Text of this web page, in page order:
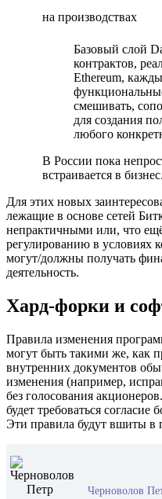
на производствах
Базовый слой
контрактов,
Ethereum,
смешивать,
для создания
любого
В России пока
встраивается в бизнес.
Для этих новых
лежащие в основе сетей
непрактичными или, что
регулированию в условиях
могут/должны получать
деятельность.
Хард-форки и
Правила изменения
могут быть такими же, как
внутренних документов
изменения (например,
без голосования
будет требоваться
Эти правила будут вшиты в
Черноволов